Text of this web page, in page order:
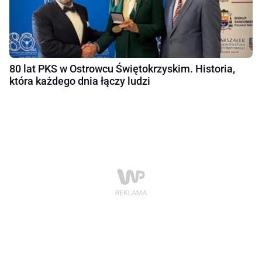
80 lat PKS w Ostrowcu Świętokrzyskim. Historia,
która każdego dnia łączy ludzi